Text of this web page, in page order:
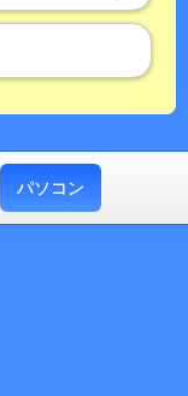
パソコン